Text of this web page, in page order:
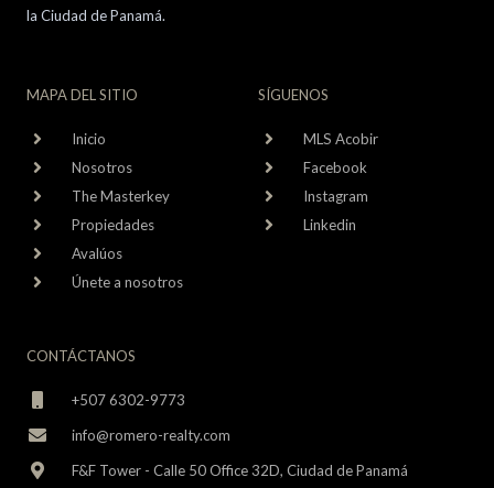
la Ciudad de Panamá.
MAPA DEL SITIO
Inicio
Nosotros
The Masterkey
Propiedades
Avalúos
Únete a nosotros
SÍGUENOS
MLS Acobir
Facebook
Instagram
Linkedin
CONTÁCTANOS
+507 6302-9773
info@romero-realty.com
F&F Tower - Calle 50 Office 32D, Ciudad de Panamá